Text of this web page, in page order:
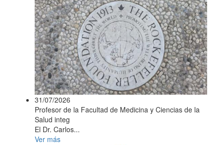
31/07/2026
Profesor de la Facultad de Medicina y Ciencias de la
Salud integ
El Dr. Carlos...
Ver más